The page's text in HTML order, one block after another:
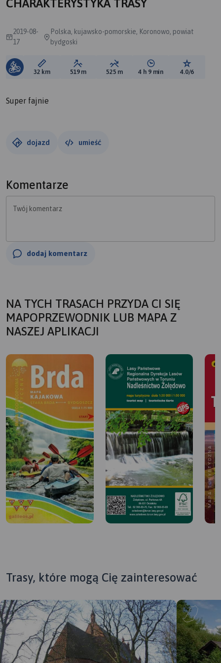
CHARAKTERYSTYKA TRASY
2019-08-
17
Polska, kujawsko-pomorskie, Koronowo, powiat
bydgoski
Długość trasy:
32 km Suma przewyższeń:
519 m Suma spadków:
525 m Średni czas potrzebny
4 h 9 min Ocena
4.0/6
Super fajnie
dojazd umieść
Komentarze
Twój komentarz
dodaj komentarz
NA TYCH TRASACH PRZYDA CI SIĘ
MAPOPRZEWODNIK LUB MAPA Z
NASZEJ APLIKACJI
Trasy, które mogą Cię zainteresować